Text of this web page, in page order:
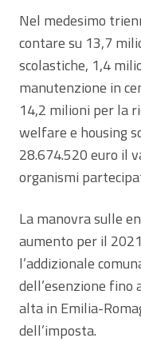
Nel medesimo
contare su 13,7
scolastiche, 1,4
manutenzione in
14,2 milioni per la
welfare e housing
28.674.520 euro il
organismi
La manovra sulle
aumento per il
l’addizionale
dell’esenzione fino
alta in Emilia-
dell’imposta.